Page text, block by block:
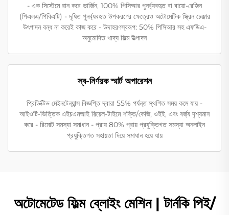
- এক সিস্টেমে রান করে ভার্জিন, 100% পিসিআর পুনর্ব্যবহৃত বা বায়ো-রেজিন
(পিএলএ/পিবিএটি) - দূষিত পুনর্ব্যবহৃত উপকরণের ক্ষেত্রেও অটোমেটিক স্ক্রিন চেঞ্জার
উৎপাদন বন্ধ না করেই কাজ করে - উদাহরণস্বরূপ: 50% পিসিআর সহ এফডিএ-
অনুমোদিত খাদ্য ফিল্ম উত্পাদন
স্ব-নির্ণয়ক স্মার্ট অপারেশন
প্রিডিক্টিভ মেইনটেন্যান্স বিজ্ঞপ্তি দ্বারা 55% পর্যন্ত স্থগিত সময় কমে যায় -
আইওটি-ভিত্তিক এইচএমআই রিয়েল-টাইমে শক্তি/কেজি, ওইই, এবং বর্জ্য দৃশ্যমান
করে - রিমোট সমস্যা সমাধান - প্রায় 80% প্রায় প্রযুক্তিগত সমস্যা অনলাইন
প্রযুক্তিগত সহায়তা দিয়ে সমাধান হয়ে যায়
অটোমেটেড ফিল্ম ব্লোইং মেশিন | টার্নকি পিই/